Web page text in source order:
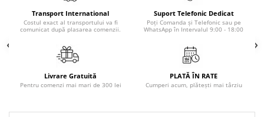
Carti cartonate
Descopera lumea
Descopera si invata
Povesti pe roti
Primele notiuni
Transport International
Costul exact al transportului va fi
comunicat după plasarea comenzii.
Suport Telefonic Dedicat
Poți Comanda și Telefonic sau pe
WhatsApp în Intervalul 9:00 - 18:00
Livrare Gratuită
Pentru comenzi mai mari de 300 lei
PLATĂ ÎN RATE
Cumperi acum, plătești mai târziu